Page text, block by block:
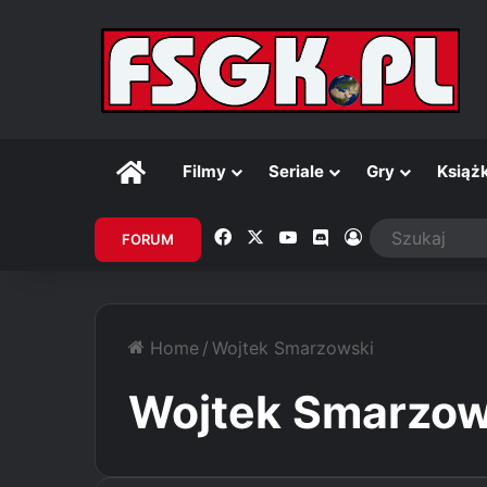
GłównaFilmy Seriale Gry
FORUM Facebook YouTubeDiscordZaloguj
Home / Wojtek Smarzowski
Wojtek